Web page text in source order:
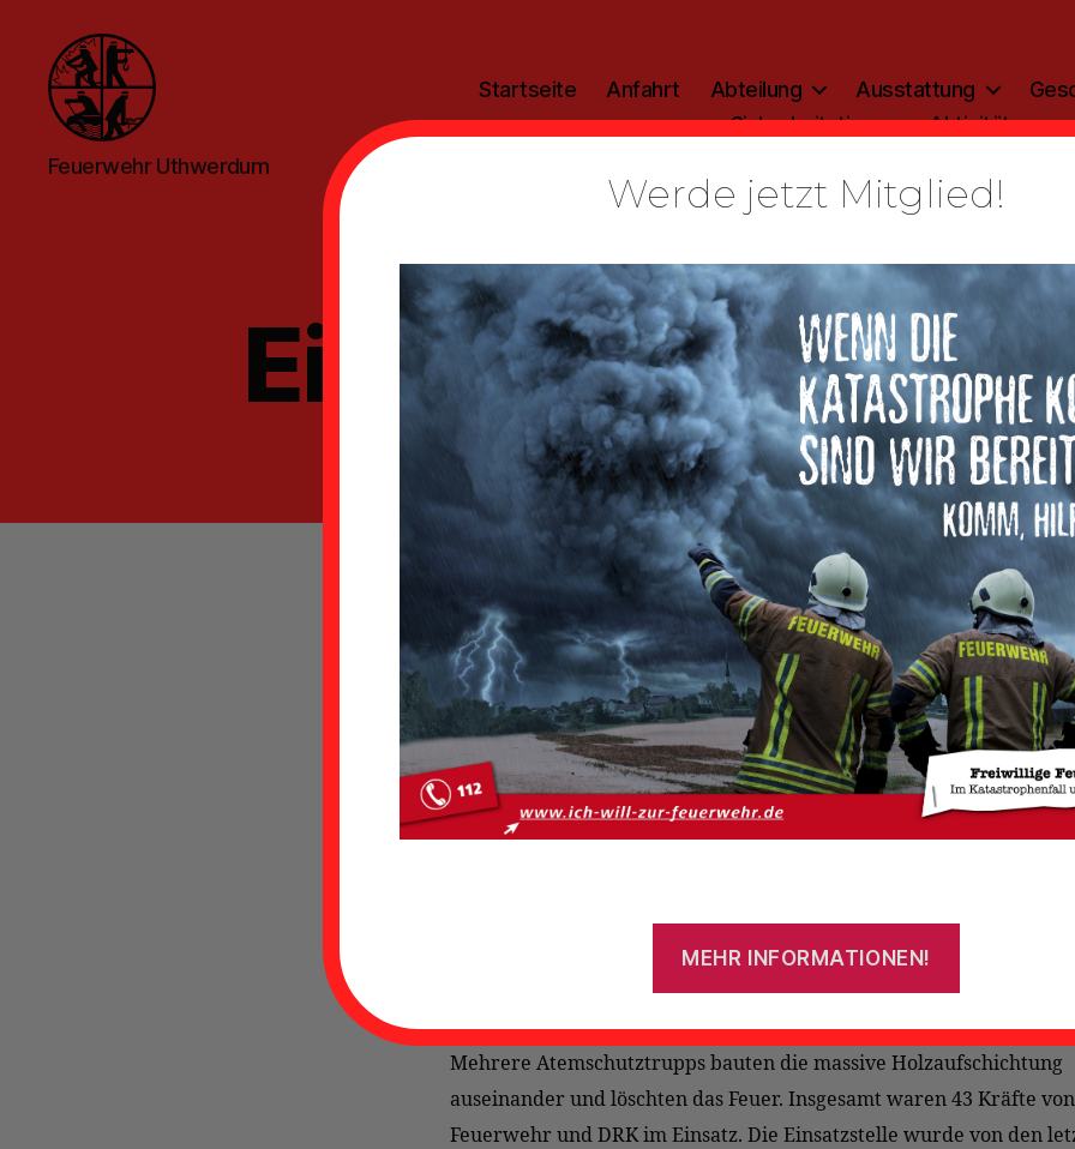
Feuerwehr
Uthwerdum
Feuerwehr Uthwerdum
Startseite Anfahrt Abteilung Ausstattung
Sicherheitstipp
Aktivitäten
ALLGEMEIN
Einsatzinfo:
Beitragsautor
Vonadmin Veröffentlichungsdatum
23. Januar 2017
geschrieben von Manuel Goldenstein (Ortsfeuerwehr Wiegboldsbur)
Brennholzvorrat steht in Flammen
In der Silvesternacht um 00:34 Uhr wurden die Feuerwehren
Wiegboldsbur, Uthwerdum und Oldeborg sowie das DRK
zu einem Schuppenbrand in Wiegboldsbur im Moorfennenweg
Beim Eintreffen der Feuerwehr konnte ausschließlich unter
werden, dass es sich nicht um einen Schuppenbrand, sondern um
mehr als zwei Meter hohen Brennholzaufbau handelte, der sich an
Mehrere Atemschutztrupps bauten die massive Holzaufschichtung
auseinander und löschten das Feuer. Insgesamt waren 43 Kräfte von
Feuerwehr und DRK im Einsatz. Die Einsatzstelle wurde von den
Werde jetzt Mitglied!
MEHR INFORMATIONEN!